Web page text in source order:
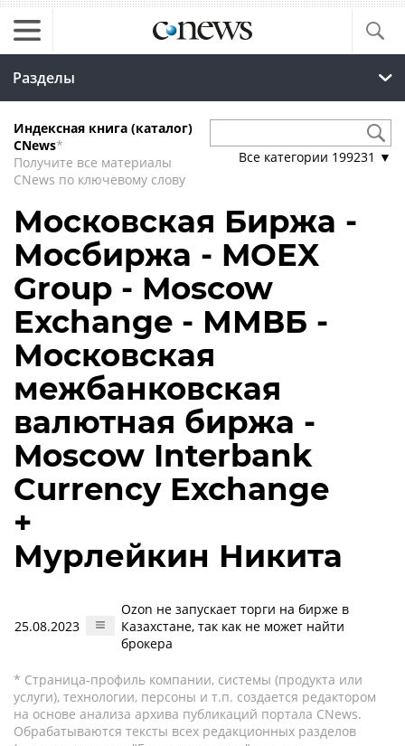
Разделы
Индексная книга (каталог)
CNews*
Получите все материалы
CNews по ключевому слову
Все категории 199231 ▼
Московская Биржа -
Мосбиржа - MOEX
Group - Moscow
Exchange - ММВБ -
Московская
межбанковская
валютная биржа -
Moscow Interbank
Currency Exchange
+
Мурлейкин Никита
25.08.2023
Ozon не запускает торги на бирже в
Казахстане, так как не может найти
брокера
* Страница-профиль компании, системы (продукта или
услуги), технологии, персоны и т.п. создается редактором
на основе анализа архива публикаций портала CNews.
Обрабатываются тексты всех редакционных разделов